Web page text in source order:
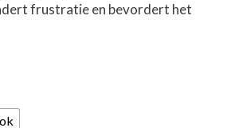
frustratie en bevordert het